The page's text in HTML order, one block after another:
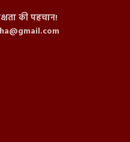
की पहचान!